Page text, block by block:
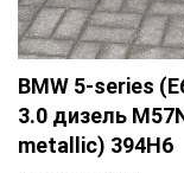
BMW 5-series
3.0 дизель
metallic) 394H6